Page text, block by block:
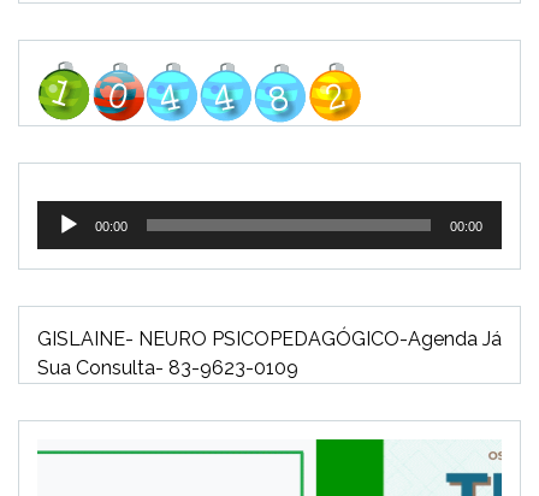
Tocador
áudio
00:00 00:00
GISLAINE- NEURO PSICOPEDAGÓGICO-Agenda Já
Sua Consulta- 83-9623-0109